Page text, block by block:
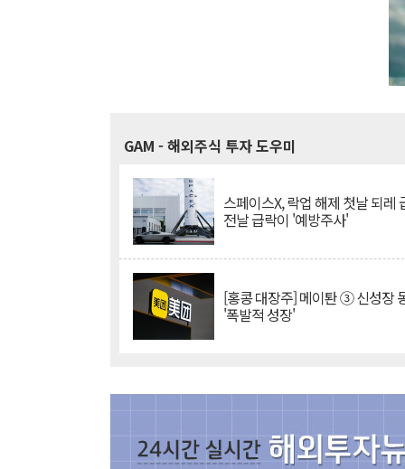
GAM - 해외주식 투자 도우미
스페이스X, 락업 해제 첫날 되레
전날 급락이 '예방주사'
[홍콩 대장주] 메이퇀 ③ 신성장
'폭발적 성장'